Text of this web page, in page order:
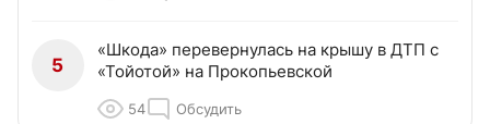
5
«Шкода» перевернулась на крышу в ДТП с
«Тойотой» на Прокопьевской
54 Обсудить